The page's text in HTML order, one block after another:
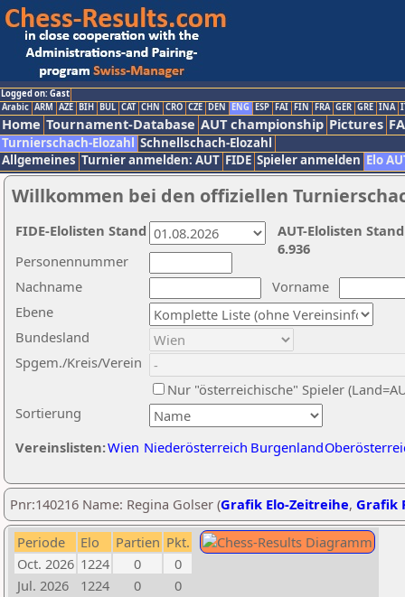
Logged on: Gast
Arabic ARM AZE BIH BUL CAT CHN CRO CZE DEN ENG ESP FAI FIN FRA GER GRE INA
Home Tournament-Database AUT championship Pictures
Turnierschach-Elozahl Schnellschach-Elozahl
Allgemeines Turnier anmelden: AUT FIDE Spieler anmelden Elo
Willkommen bei den offiziellen
Nachname
Vorname
Ebene
Sortierung
Personennummer
Bundesland
Spgem./Kreis/Verein
Nur "österreichische" Spieler
Vereinslisten:Wien Niederösterreich Burgenland
AUT-Elolisten
6.936
FIDE-Elolisten Stand
Pnr:140216 Name: Regina Golser (Grafik Elo-Zeitreihe, Grafik
Periode Elo Partien Pkt.
Oct. 2026 1224 0
0
Jul. 2026
1224 0
0